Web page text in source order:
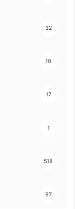
32
10
17
1
518
97